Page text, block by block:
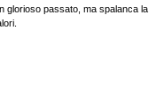
glorioso passato, ma spalanca la